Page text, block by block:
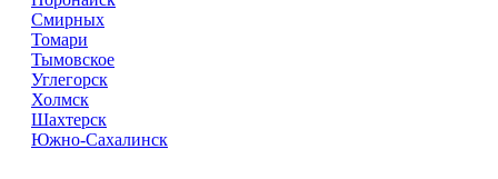
Смирных
Томари
Тымовское
Углегорск
Холмск
Шахтерск
Южно-Сахалинск